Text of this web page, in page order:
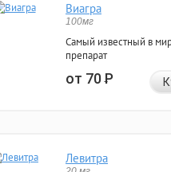
Виагра
100мг
Самый известный в
препарат
от 70Р
Левитра